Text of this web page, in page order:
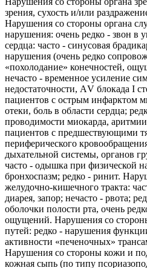
зрения, сухость и/или
Нарушения со стороны органа
нарушения: очень редко - звон в
сердца: часто - синусовая
нарушения (очень редко
«похолодание» конечностей,
нечасто - временное усиление
недостаточности, АV блокада I
пациентов с острым инфарктом
отеки, боль в области сердца;
проводимости миокарда,
пациентов с предшествующими
периферического
дыхательной системы, органов
часто - одышка при физической
бронхоспазм; редко - ринит.
желудочно-кишечного тракта:
диарея, запор; нечасто - рвота;
оболочки полости рта, очень
ощущений. Нарушения со
путей: редко - нарушения
активности «печеночных»
Нарушения со стороны кожи и
кожная сыпь (по типу